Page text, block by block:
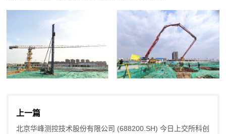
上一篇
北京华峰测控技术股份有限公司 (688200.SH) 今日上交所科创